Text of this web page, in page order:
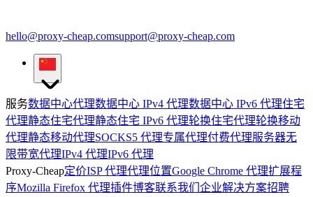
hello@proxy-cheap.comsupport@proxy-cheap.com
服务数据中心代理数据中心 IPv4 代理数据中心 IPv6 代理住宅
代理静态住宅代理静态住宅 IPv6 代理轮换住宅代理轮换移动
代理静态移动代理SOCKS5 代理专属代理付费代理服务器无
限带宽代理IPv4 代理IPv6 代理
Proxy-Cheap定价ISP 代理代理位置Google Chrome 代理扩展程
序Mozilla Firefox 代理插件博客联系我们 企业解决方案招聘